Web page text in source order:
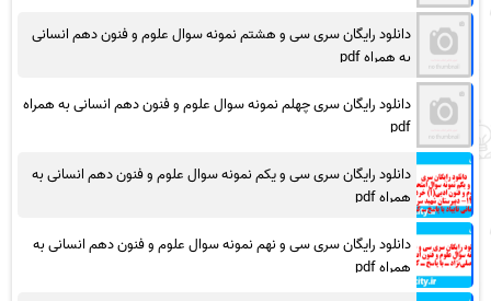
دانلود رایگان سری سی و هشتم نمونه سوال علوم و فنون دهم انسانی
به همراه pdf
دانلود رایگان سری چهلم نمونه سوال علوم و فنون دهم انسانی به همراه
pdf
دانلود رایگان سری سی و یکم نمونه سوال علوم و فنون دهم انسانی به
همراه pdf
دانلود رایگان سری سی و نهم نمونه سوال علوم و فنون دهم انسانی به
همراه pdf